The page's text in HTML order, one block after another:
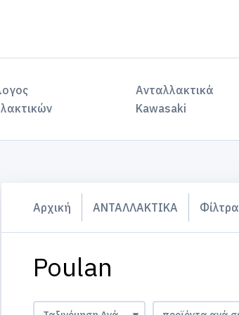
Ανταλλακτικά
Kawasaki
Αρχική ΑΝΤΑΛΛΑΚΤΙΚΑ Φίλτρα
Poulan